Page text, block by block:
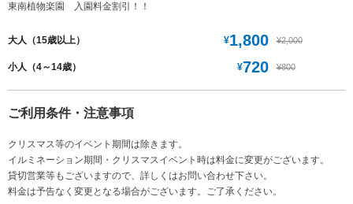
東南植物楽園 入園料金割引！！
大人（15歳以上） ¥1,800 ¥2,000
小人（4～14歳） ¥720 ¥800
ご利用条件・注意事項
クリスマス等のイベント期間は除きます。
イルミネーション期間・クリスマスイベント時は料金に変更がございます。
貸切営業等もございますので、詳しくはお問い合わせ下さい。
料金は予告なく変更となる場合がございます。ご了承ください。